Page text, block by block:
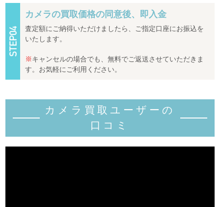
カメラの買取価格の同意後、即入金
査定額にご納得いただけましたら、ご指定口座にお振込を
いたします。
※キャンセルの場合でも、無料でご返送させていただきま
す。お気軽にご利用ください。
カメラ買取ユーザーの
口コミ